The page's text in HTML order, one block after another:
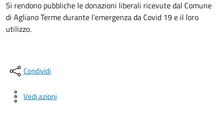
Si rendono pubbliche le donazioni liberali ricevute dal Comune
di Agliano Terme durante l'emergenza da Covid 19 e il loro
utilizzo.
Condividi
Vedi azioni